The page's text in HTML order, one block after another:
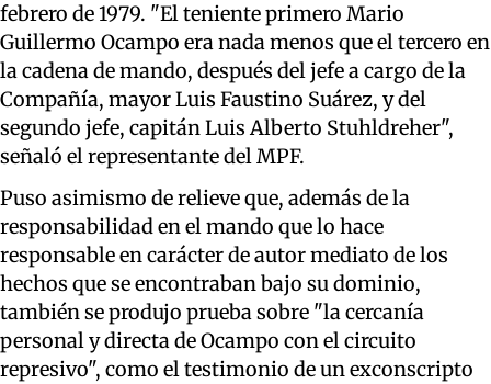
febrero de 1979. "El teniente primero Mario
Guillermo Ocampo era nada menos que el tercero en
la cadena de mando, después del jefe a cargo de la
Compañía, mayor Luis Faustino Suárez, y del
segundo jefe, capitán Luis Alberto Stuhldreher",
señaló el representante del MPF.
Puso asimismo de relieve que, además de la
responsabilidad en el mando que lo hace
responsable en carácter de autor mediato de los
hechos que se encontraban bajo su dominio,
también se produjo prueba sobre "la cercanía
personal y directa de Ocampo con el circuito
represivo", como el testimonio de un exconscripto